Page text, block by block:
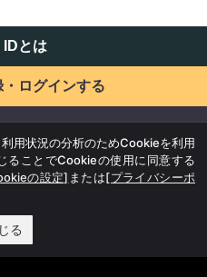
IDとは
ログインする
用状況の分析のためCookieを利用
ることでCookieの使用に同意する
の設定] または[プライバシーポ
る